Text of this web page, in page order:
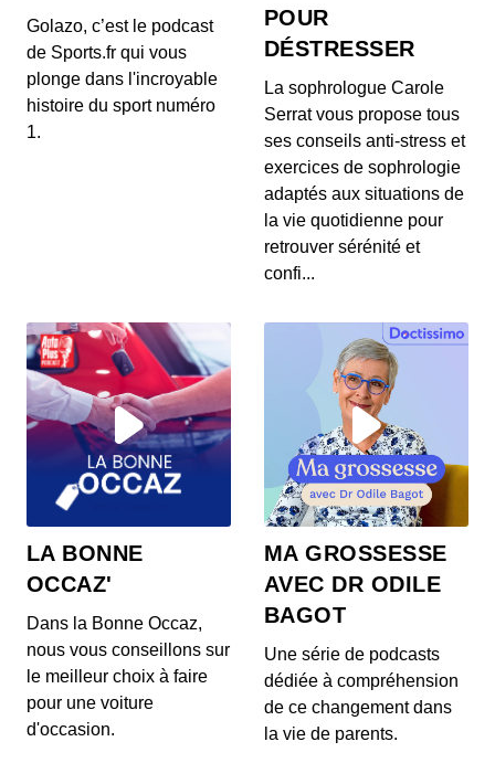
Golazo, c’est le podcast
de Sports.fr qui vous
plonge dans l'incroyable
histoire du sport numéro
1.
POUR
DÉSTRESSER
La sophrologue Carole
Serrat vous propose tous
ses conseils anti-stress et
exercices de sophrologie
adaptés aux situations de
la vie quotidienne pour
retrouver sérénité et
confi...
LA BONNE
OCCAZ'
Dans la Bonne Occaz,
nous vous conseillons sur
le meilleur choix à faire
pour une voiture
d'occasion.
MA GROSSESSE
AVEC DR ODILE
BAGOT
Une série de podcasts
dédiée à compréhension
de ce changement dans
la vie de parents.